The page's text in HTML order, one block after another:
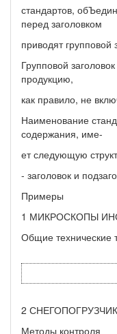
стандартов,
перед заголовком
приводят групповой
Групповой
продукцию,
как правило, не
Наименование
содержания, име-
ет следующую
- заголовок и
Примеры
1 МИКРОСКОПЫ
Общие технические
2
Методы контроля